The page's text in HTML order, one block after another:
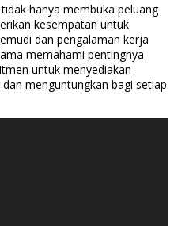
hanya membuka peluang
kesempatan untuk
dan pengalaman kerja
memahami pentingnya
untuk menyediakan
menguntungkan bagi setiap